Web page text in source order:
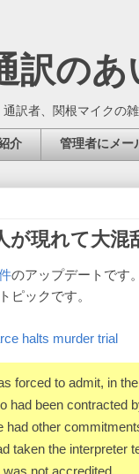
訳のあ
訳者、関根マイクの
介 管理者にメー
が現れて大混
のアップデートです
ピックです。
halts murder trial
forced to admit, in
had been contracted
had other
taken the interpreter
was not accredited.